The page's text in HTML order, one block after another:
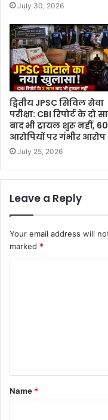
July 30, 2026
द्वितीय JPSC सिविल सेवा
परीक्षा: CBI रिपोर्ट के दो
बाद भी ट्रायल शुरू नहीं, 60
आरोपियों पर गंभीर आरोप
July 25, 2026
Leave a Reply
Your email address will
marked *
t
*
Name *